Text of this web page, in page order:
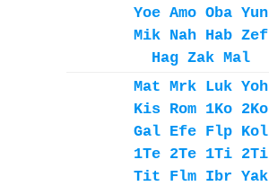
Yoe Amo Oba Yun
Mik Nah Hab Zef
Hag Zak Mal
Mat Mrk Luk Yoh
Kis Rom 1Ko 2Ko
Gal Efe Flp Kol
1Te 2Te 1Ti 2Ti
Tit
Flm Ibr Yak